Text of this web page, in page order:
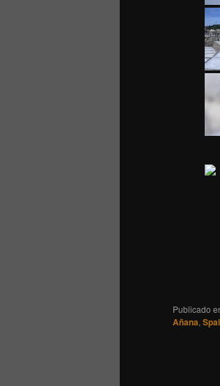
Publicado
Añana,